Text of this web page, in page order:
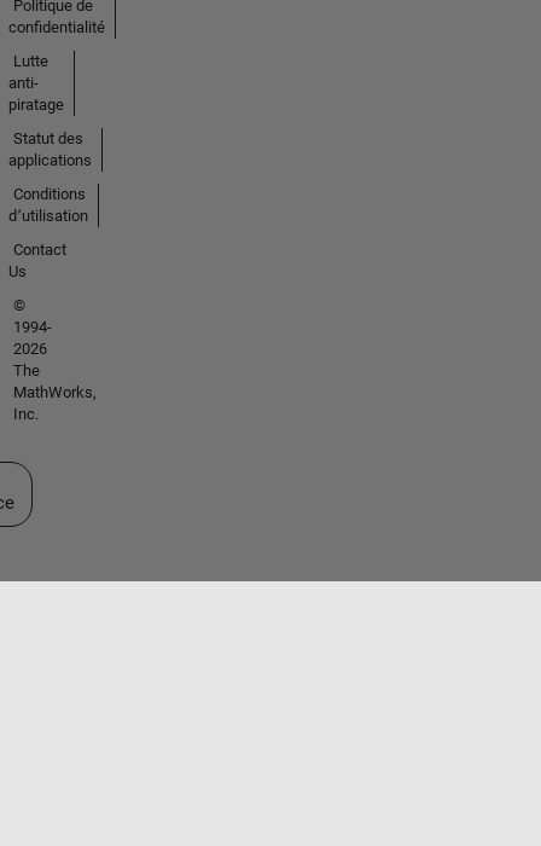
Politique de
confidentialité
Lutte
anti-
piratage
Statut des
applications
Conditions
d՚utilisation
Contact
Us
©
1994-
2026
The
MathWorks,
Inc.
un site web